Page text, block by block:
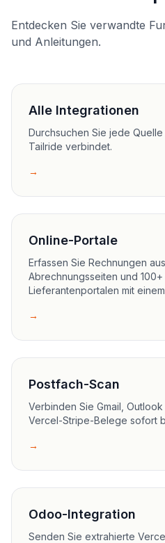
Entdecken Sie verwandte
und Anleitungen.
Alle Integrationen
Durchsuchen Sie jede
Tailride verbindet.
→
Online-Portale
Erfassen Sie Rechnungen
Abrechnungsseiten und
Lieferantenportalen mit
→
Postfach-Scan
Verbinden Sie Gmail,
Vercel-Stripe-Belege sofort
→
Odoo-Integration
Senden Sie extrahierte